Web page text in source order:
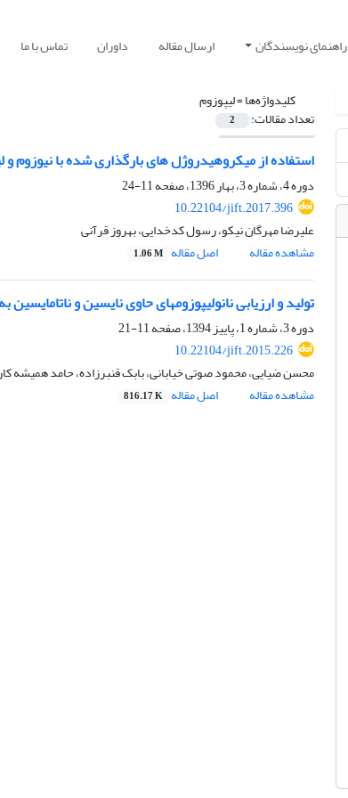
راهنمای نویسندگان ارسال مقاله داوران تماس با ما
کلیدواژه‌ها =لیپوزوم
تعداد مقالات: 2
استفاده از میکروهیدروژل های بارگذارى شده با
دوره 4، شماره 3، بهار 1396، صفحه
11-24
10.22104/jift.2017.396
علیرضا مهرگان نیکو، رسول کدخدایی، بهروز قرآنی
مشاهده مقاله
اصل مقاله 1.06 M
تولید و ارزیابی نانولیپوزومهای حاوی نایسین و
دوره 3، شماره 1، پاییز 1394، صفحه
11-21
10.22104/jift.2015.226
محسن ضیایی، محمود صوتی خیابانی، بابک قنبرزاده، حامد همیشه
مشاهده مقاله
اصل مقاله 816.17 K